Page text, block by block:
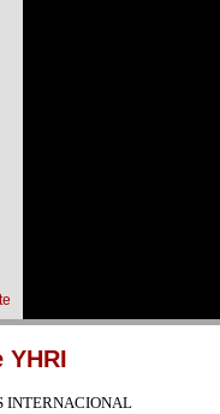
YHRI
INTERNACIONAL